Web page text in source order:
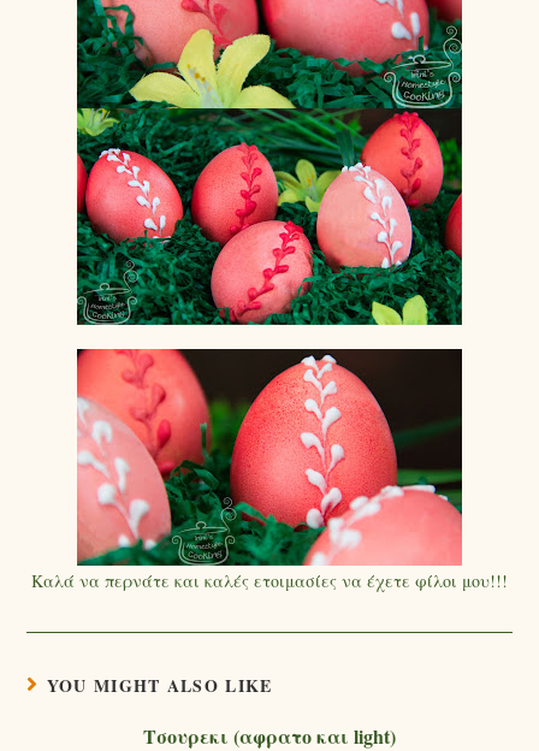
Καλά να περνάτε και καλές ετοιμασίες να έχετε φίλοι μου!!!
YOU MIGHT ALSO LIKE
Τσουρεκι (αφρατο και light)